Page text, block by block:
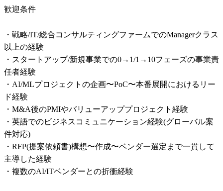
歓迎条件
・戦略/IT/総合コンサルティングファームでのManagerクラス
以上の経験
・スタートアップ/新規事業での0→1/1→10フェーズの事業責
任者経験
・AI/MLプロジェクトの企画〜PoC〜本番展開におけるリー
ド経験
・M&A後のPMIやバリューアッププロジェクト経験
・英語でのビジネスコミュニケーション経験(グローバル案
件対応)
・RFP(提案依頼書)構想〜作成〜ベンダー選定まで一貫して
主導した経験